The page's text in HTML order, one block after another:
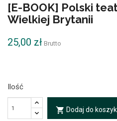
[E-BOOK] Polski
Wielkiej Brytanii
25,00 zł Brutto
Ilość
local_grocery_store Dodaj do